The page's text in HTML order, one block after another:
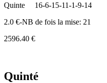
Quinte
16-6-15-11-1-9-14
2.0 €-NB de fois la mise: 21
2596.40 €
Quinté